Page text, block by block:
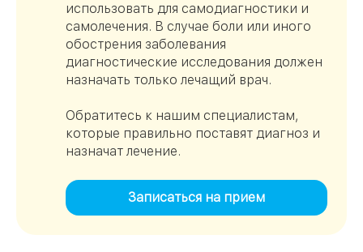
использовать для самодиагностики и
самолечения. В случае боли или иного
обострения заболевания
диагностические исследования должен
назначать только лечащий врач.
Обратитесь к нашим специалистам,
которые правильно поставят диагноз и
назначат лечение.
Записаться на прием